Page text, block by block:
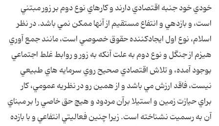
خودي خود جنبه اقتصادي دارند و کارهاي نوع دوم بر زور مبتني
است، و بازدهي و انتفاع مستقيم از آنها ممکن نمي باشد. در نظر
اسلام، نوع اول ايجادکننده حقوق خصوصي است، مانند جمع آوري
هيزم از جنگل و نوع دوم به علت آنکه به زور و روابط غلط اجتماعي
بوجود آمده، و تلاش اقتصادي صحيح روي سرمايه هاي طبيعي
نيست، فاقد ارزش مي باشد و از همين رو در نظريه عمومي، کار
براي حيازت زمين و استيلا برآن مردود و هيچ حق خاصي را بر مبناي
آن به رسميت نشناخته است. زيرا چنين فعاليتي انتفاعي و با بازده